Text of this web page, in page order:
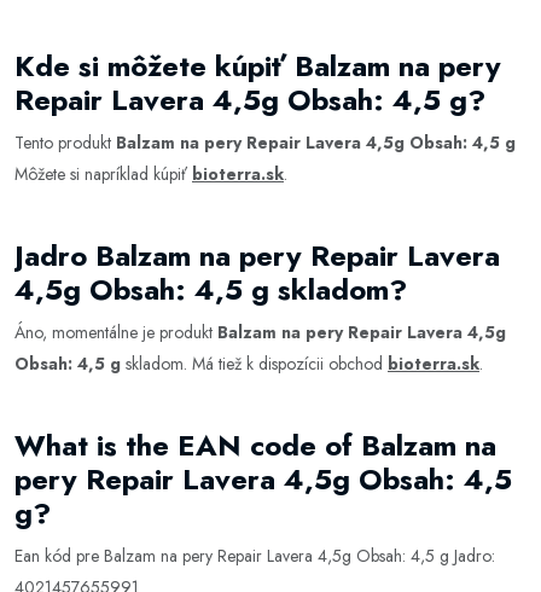
Kde si môžete kúpiť Balzam na pery
Repair Lavera 4,5g Obsah: 4,5 g?
Tento produkt Balzam na pery Repair Lavera 4,5g Obsah: 4,5 g
Môžete si napríklad kúpiť bioterra.sk.
Jadro Balzam na pery Repair Lavera
4,5g Obsah: 4,5 g skladom?
Áno, momentálne je produkt Balzam na pery Repair Lavera 4,5g
Obsah: 4,5 g skladom. Má tiež k dispozícii obchod bioterra.sk.
What is the EAN code of Balzam na
pery Repair Lavera 4,5g Obsah: 4,5
g?
Ean kód pre Balzam na pery Repair Lavera 4,5g Obsah: 4,5 g Jadro:
4021457655991